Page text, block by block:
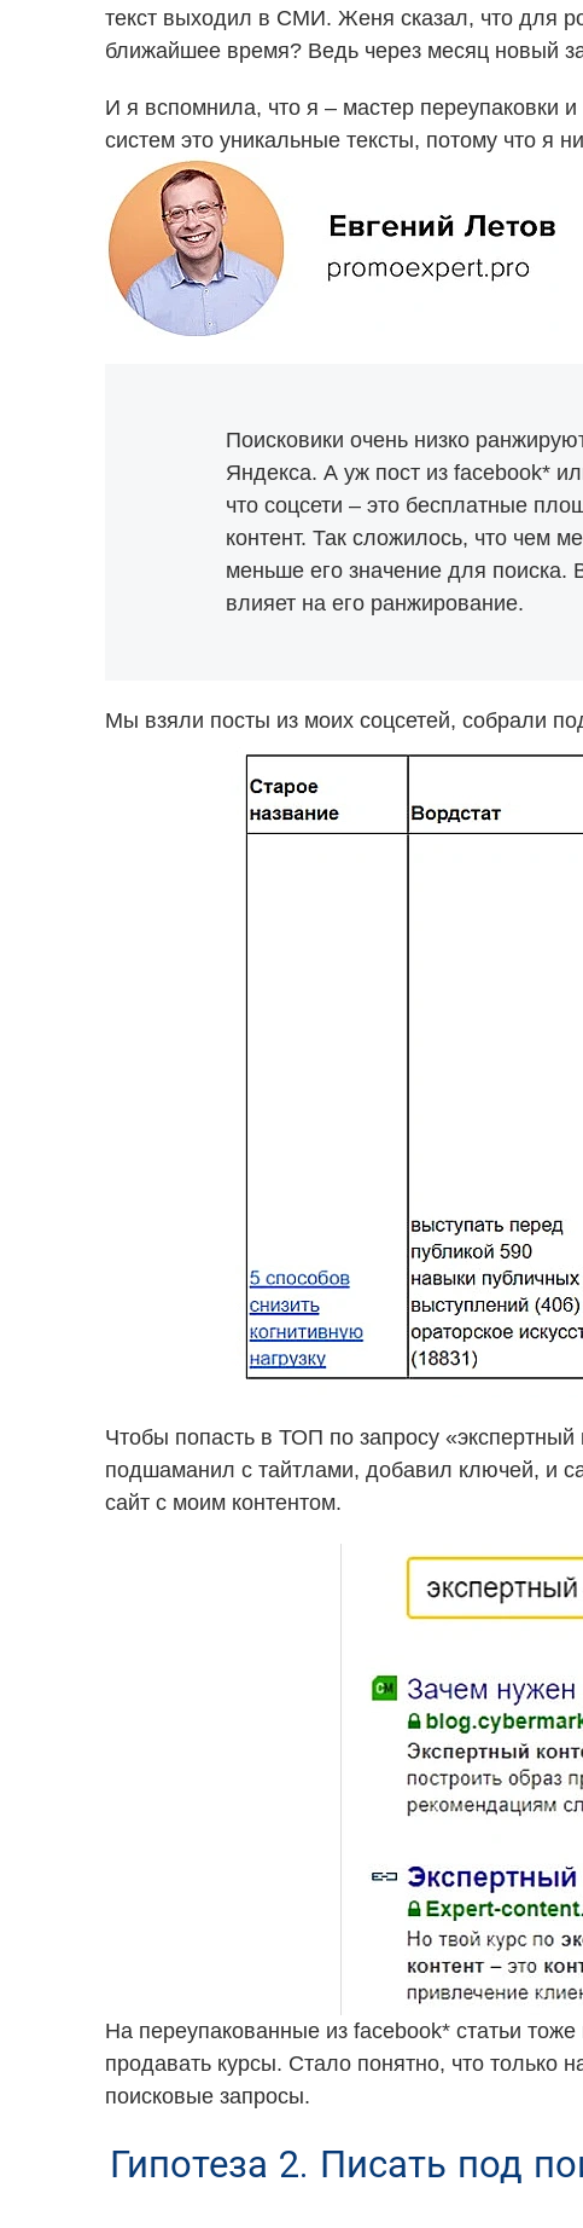
текст выходил в СМИ. Женя сказал, что для
ближайшее время? Ведь через месяц новый
И я вспомнила, что я – мастер переупаковки
систем это уникальные тексты, потому что я
Поисковики очень низко
Яндекса. А уж пост из facebook*
что соцсети – это бесплатные
контент. Так сложилось, что чем
меньше его значение для поиска.
влияет на его ранжирование.
Мы взяли посты из моих соцсетей, собрали
Чтобы попасть в ТОП по запросу
подшаманил с тайтлами, добавил ключей, и
сайт с моим контентом.
На переупакованные из facebook* статьи
продавать курсы. Стало понятно, что только
поисковые запросы.
Гипотеза 2. Писать под